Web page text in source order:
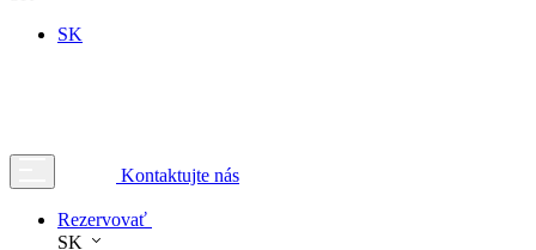
SK
Kontaktujte nás
Rezervovať
SK